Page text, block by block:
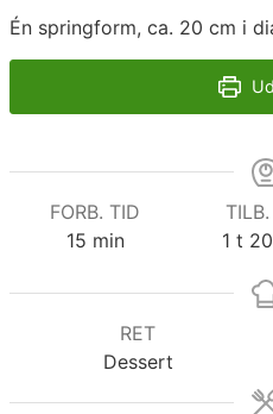
Én springform, ca. 20 cm i
FORB. TID
15minutter
min
1time
t 20
RET
Dessert